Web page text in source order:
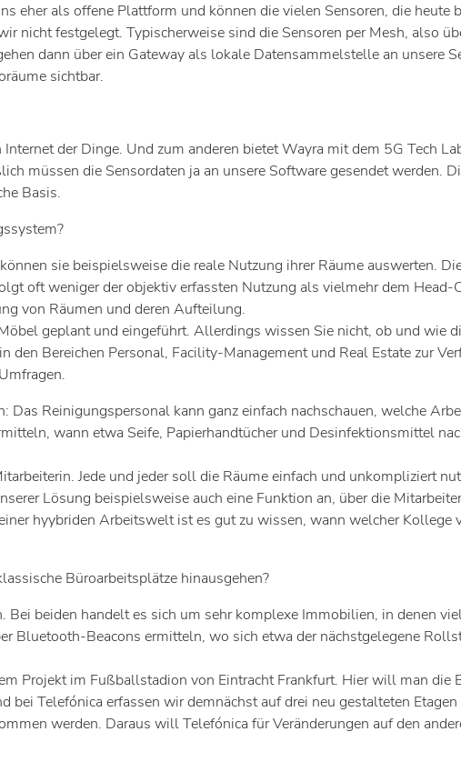
eher als offene Plattform und können die vielen Sensoren, die heute
nicht festgelegt. Typischerweise sind die Sensoren per Mesh, also
dann über ein Gateway als lokale Datensammelstelle an unsere
sichtbar.
der Dinge. Und zum anderen bietet Wayra mit dem 5G Tech
müssen die Sensordaten ja an unsere Software gesendet werden.
Basis.
sie beispielsweise die reale Nutzung ihrer Räume auswerten.
oft weniger der objektiv erfassten Nutzung als vielmehr dem Head-
von Räumen und deren Aufteilung.
geplant und eingeführt. Allerdings wissen Sie nicht, ob und wie
Bereichen Personal, Facility-Management und Real Estate zur
Reinigungspersonal kann ganz einfach nachschauen, welche
wann etwa Seife, Papierhandtücher und Desinfektionsmittel
Jede und jeder soll die Räume einfach und unkompliziert
Lösung beispielsweise auch eine Funktion an, über die
hyybriden Arbeitswelt ist es gut zu wissen, wann welcher Kollege
Büroarbeitsplätze hinausgehen?
beiden handelt es sich um sehr komplexe Immobilien, in denen
Bluetooth-Beacons ermitteln, wo sich etwa der nächstgelegene
Projekt im Fußballstadion von Eintracht Frankfurt. Hier will man die
Telefónica erfassen wir demnächst auf drei neu gestalteten
werden. Daraus will Telefónica für Veränderungen auf den